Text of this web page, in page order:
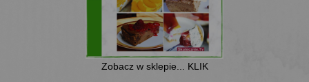
Zobacz w sklepie... KLIK